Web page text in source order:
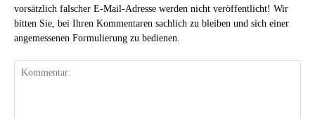
vorsätzlich falscher E-Mail-Adresse werden nicht veröffentlicht! Wir
bitten Sie, bei Ihren Kommentaren sachlich zu bleiben und sich einer
angemessenen Formulierung zu bedienen.